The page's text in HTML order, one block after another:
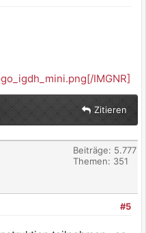
IMGNR]
Zitieren
Beiträge: 5.777
Themen: 351
#5